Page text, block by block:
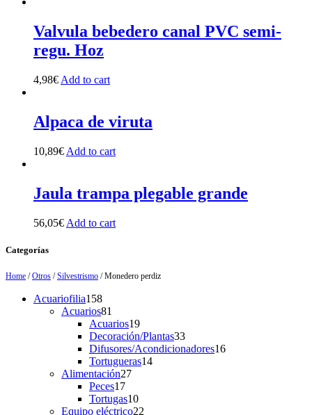
Valvula bebedero canal PVC semi-
regu. Hoz
4,98€ Add to cart
Alpaca de viruta
10,89€ Add to cart
Jaula trampa plegable grande
56,05€ Add to cart
Categorías
Home /Otros /Silvestrismo / Monedero perdiz
Acuariofilia158158
products
Acuarios81
products
Acuarios1919
products
Decoración/Plantas3333
products
Difusores/Acondicionadores1616
Tortugueras1414
Alimentación2727
Peces1717
products
Tortugas1010
products
Equipo eléctrico22